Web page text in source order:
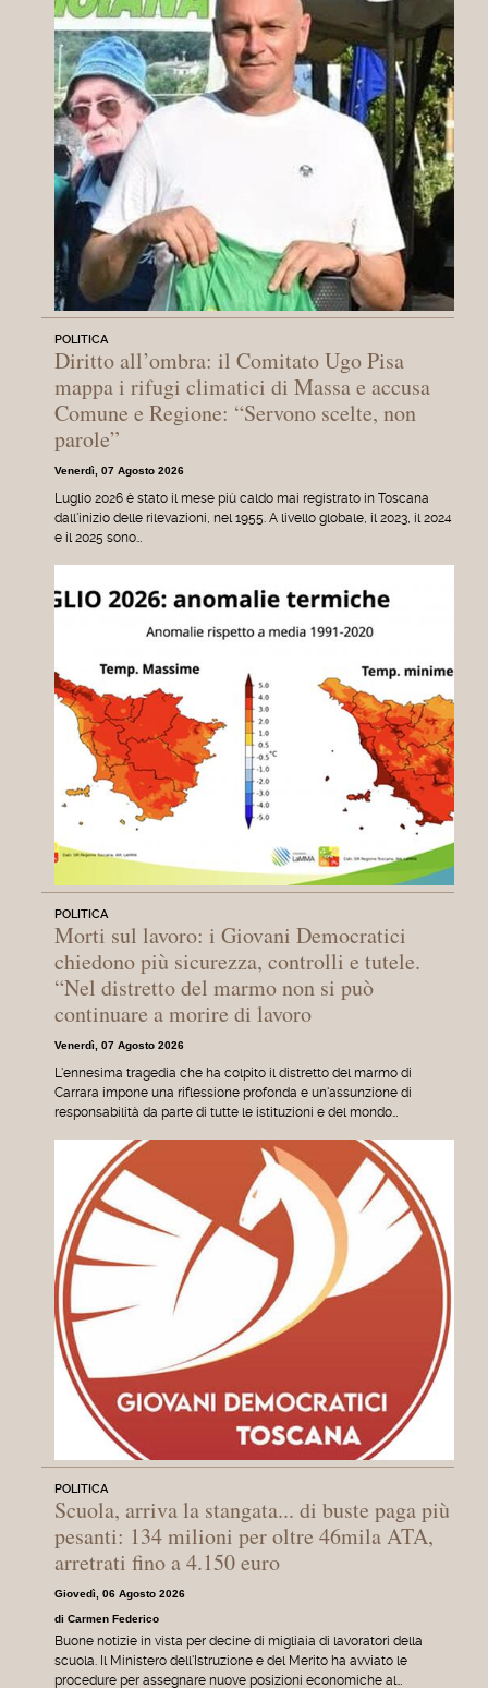
POLITICA
Diritto all’ombra: il Comitato Ugo Pisa
mappa i rifugi climatici di Massa e accusa
Comune e Regione: “Servono scelte, non
parole”
Venerdì, 07 Agosto 2026
Luglio 2026 è stato il mese più caldo mai registrato in Toscana
dall'inizio delle rilevazioni, nel 1955. A livello globale, il 2023, il 2024
e il 2025 sono…
POLITICA
Morti sul lavoro: i Giovani Democratici
chiedono più sicurezza, controlli e tutele.
“Nel distretto del marmo non si può
continuare a morire di lavoro
Venerdì, 07 Agosto 2026
L'ennesima tragedia che ha colpito il distretto del marmo di
Carrara impone una riflessione profonda e un'assunzione di
responsabilità da parte di tutte le istituzioni e del mondo…
POLITICA
Scuola, arriva la stangata... di buste paga più
pesanti: 134 milioni per oltre 46mila ATA,
arretrati fino a 4.150 euro
Giovedì, 06 Agosto 2026
di Carmen Federico
Buone notizie in vista per decine di migliaia di lavoratori della
scuola. Il Ministero dell'Istruzione e del Merito ha avviato le
procedure per assegnare nuove posizioni economiche al…